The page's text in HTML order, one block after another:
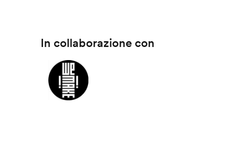
In collaborazione con